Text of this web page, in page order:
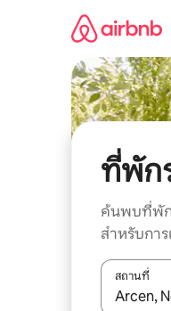
ที่พัก
ค้นพบที่พัก
สำหรับกา
สถานที่
ใช้ลูกศร